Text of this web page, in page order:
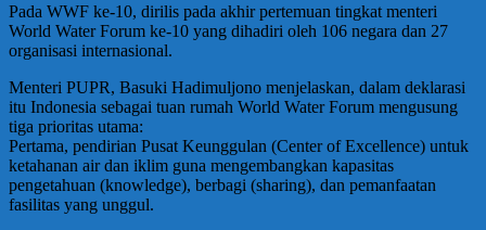
Pada WWF ke-10, dirilis pada akhir pertemuan tingkat menteri
World Water Forum ke-10 yang dihadiri oleh 106 negara dan 27
organisasi internasional.
Menteri PUPR, Basuki Hadimuljono menjelaskan, dalam deklarasi
itu Indonesia sebagai tuan rumah World Water Forum mengusung
tiga prioritas utama:
Pertama, pendirian Pusat Keunggulan (Center of Excellence) untuk
ketahanan air dan iklim guna mengembangkan kapasitas
pengetahuan (knowledge), berbagi (sharing), dan pemanfaatan
fasilitas yang unggul.